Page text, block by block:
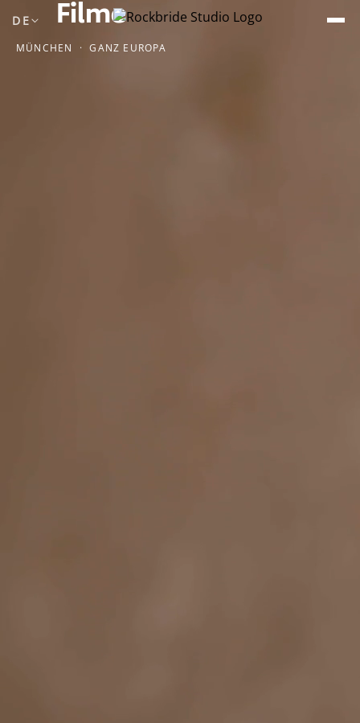
DE Filme
MÜNCHEN · GANZ EUROPA